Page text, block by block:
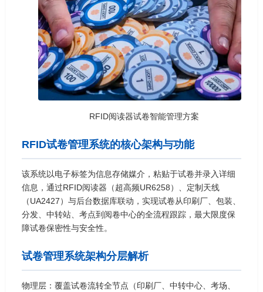
RFID阅读器试卷智能管理方案
RFID试卷管理系统的核心架构与功能
该系统以电子标签为信息存储媒介，粘贴于试卷并录入详细
信息，通过RFID阅读器（超高频UR6258）、定制天线
（UA2427）与后台数据库联动，实现试卷从印刷厂、包装、
分发、中转站、考点到阅卷中心的全流程跟踪，最大限度保
障试卷保密性与安全性。
试卷管理系统架构分层解析
物理层：覆盖试卷流转全节点（印刷厂、中转中心、考场、